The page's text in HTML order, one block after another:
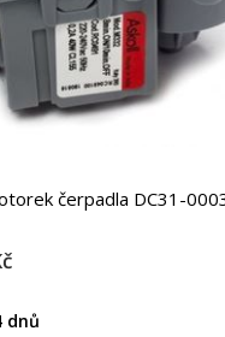
čerpadla DC31-
dnů